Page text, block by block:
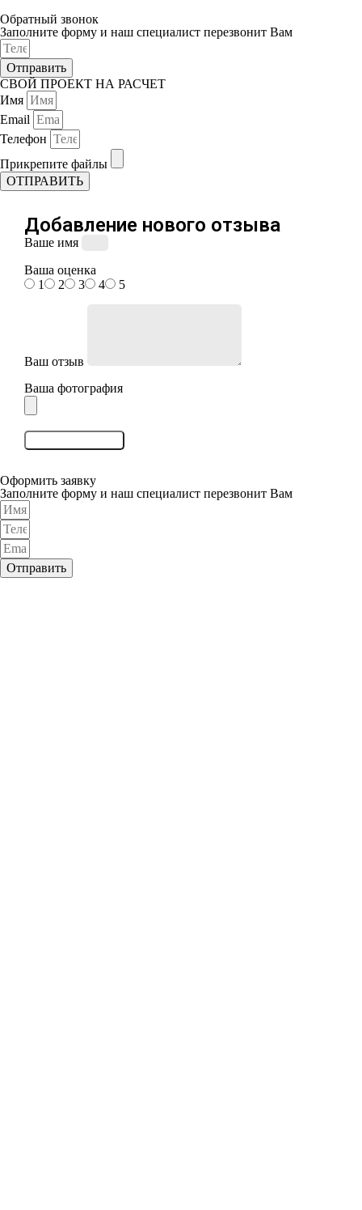
Обратный звонок
Заполните форму и наш специалист перезвонит Вам
Отправить
СВОЙ ПРОЕКТ НА РАСЧЕТ
Имя
Email
Телефон
Прикрепите файлы
ОТПРАВИТЬ
Добавление нового отзыва
Ваше имя
Ваша оценка
1
2 3 4 5
Ваш отзыв
Ваша фотография
Оформить заявку
Заполните форму и наш специалист перезвонит Вам
Отправить